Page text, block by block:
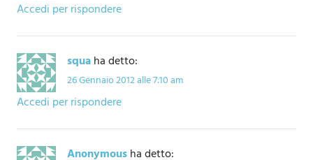
Accedi per rispondere
squaha detto:
26 Gennaio 2012 alle 7:10 am
Accedi per rispondere
Anonymousha detto: